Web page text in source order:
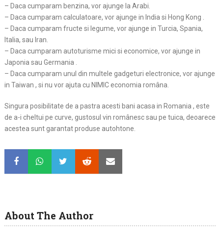
– Daca cumparam benzina, vor ajunge la Arabi.
– Daca cumparam calculatoare, vor ajunge in India si Hong Kong .
– Daca cumparam fructe si legume, vor ajunge in Turcia, Spania,
Italia, sau Iran.
– Daca cumparam autoturisme mici si economice, vor ajunge in
Japonia sau Germania .
– Daca cumparam unul din multele gadgeturi electronice, vor ajunge
in Taiwan , si nu vor ajuta cu NIMIC economia româna.
Singura posibilitate de a pastra acesti bani acasa in Romania , este
de a-i cheltui pe curve, gustosul vin românesc sau pe tuica, deoarece
acestea sunt garantat produse autohtone.
About The Author